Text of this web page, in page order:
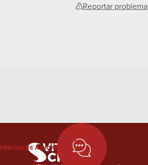
Reportar problema
PRECISA DE AJUDA?